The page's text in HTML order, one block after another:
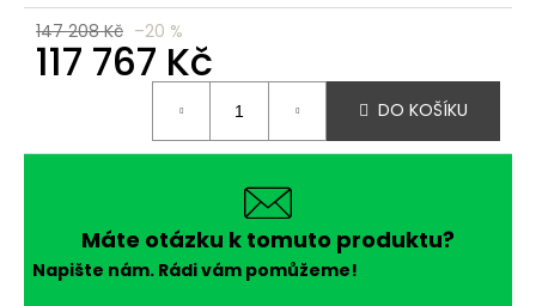
147 208 Kč –20 %
117 767 Kč
DO KOŠÍKU
Máte otázku k tomuto produktu?
Napište nám. Rádi vám pomůžeme!
u